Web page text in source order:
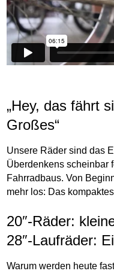
„Hey, das fährt
Großes“
Unsere Räder sind das
Überdenkens scheinbar
Fahrradbaus. Von
mehr los: Das
20″-Räder:
28″-Laufräder:
Warum werden heute